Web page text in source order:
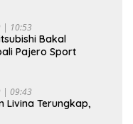
| 10:53
Bakal
Pajero Sport
| 09:43
Livina Terungkap,